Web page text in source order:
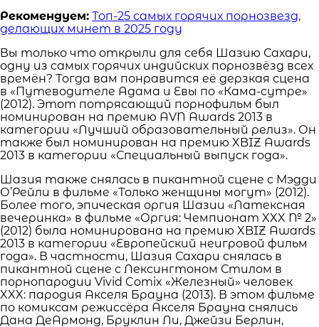
Рекомендуем: Топ-25 самых горячих порнозвезд,
делающих минет в 2025 году
Вы только что открыли для себя Шазию Сахари,
одну из самых горячих индийских порнозвёзд всех
времён? Тогда вам понравится её дерзкая сцена
в «Путеводителе Адама и Евы по «Кама-сутре»
(2012). Этот потрясающий порнофильм был
номинирован на премию AVN Awards 2013 в
категории «Лучший образовательный релиз». Он
также был номинирован на премию XBIZ Awards
2013 в категории «Специальный выпуск года».
Шазия также снялась в пикантной сцене с Мэдди
О’Рейли в фильме «Только женщины могут» (2012).
Более того, эпическая оргия Шазии «Латексная
вечеринка» в фильме «Оргия: Чемпионат XXX № 2»
(2012) была номинирована на премию XBIZ Awards
2013 в категории «Европейский неигровой фильм
года». В частности, Шазия Сахари снялась в
пикантной сцене с Лексингтоном Стилом в
порнопародии Vivid Comix «Железный» человек
XXX: пародия Акселя Брауна (2013). В этом фильме
по комиксам режиссёра Акселя Брауна снялись
Дана ДеАрмонд, Бруклин Ли, Джейзи Берлин,